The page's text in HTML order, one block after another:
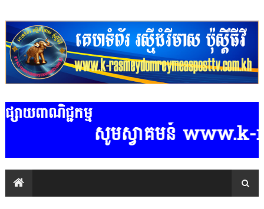
ផ្សាយពាណិជ្ជកម្ម
សូមស្វាគមន៍ www.k-